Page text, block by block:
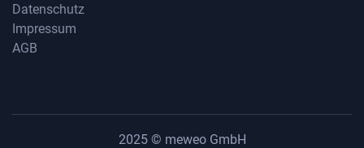
Datenschutz
Datenschutz
Impressum
Impressum
AGB
2025 © meweo GmbH